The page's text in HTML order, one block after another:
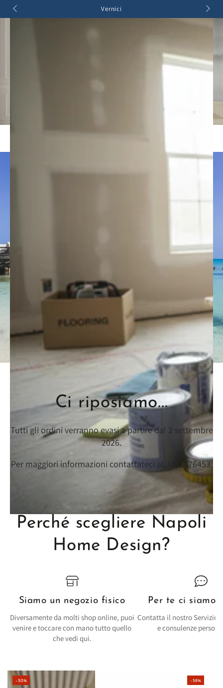
PASSA AL
CONTENUTO
Vernici
Non sai quanti rotoli di parato ti servono?
Ci riposiamo...
Tutti gli ordini verranno evasi a partire dal 2 settembre
2026.
Per maggiori informazioni contattateci al 3483676453.
Perché scegliere Napoli
Home Design?
Siamo un negozio fisico
Diversamente da molti shop online, puoi
venire e toccare con mano tutto quello
che vedi qui.
Per te ci siamo,
Contatta il nostro Servizio
e consulenze
–50% –58%